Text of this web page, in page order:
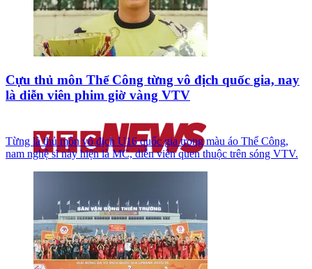
Cựu thủ môn Thể Công từng vô địch quốc gia, nay
là diễn viên phim giờ vàng VTV
Từng là thủ môn vô địch U16 quốc gia trong màu áo Thể Công,
nam nghệ sĩ này hiện là MC, diễn viên quen thuộc trên sóng VTV.